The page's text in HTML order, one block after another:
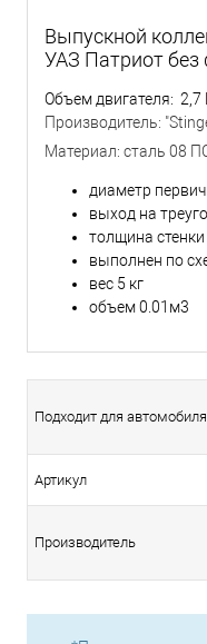
Выпускной
УАЗ Патриот без
Объем двигателя: 2,7
Производитель:
Материал: сталь 08
диаметр
выход на
толщина
выполнен по
вес 5 кг
объем 0.01м3
Подходит для автомобиля
Артикул
Производитель